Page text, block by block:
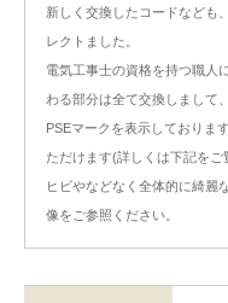
新しく交換したコードなども
レクトました。
電気工事士の資格を持つ職人
わる部分は全て交換しまして
PSEマークを表示しておりま
ただけます(詳しくは下記をご
ヒビやなどなく全体的に綺麗
像をご参照ください。